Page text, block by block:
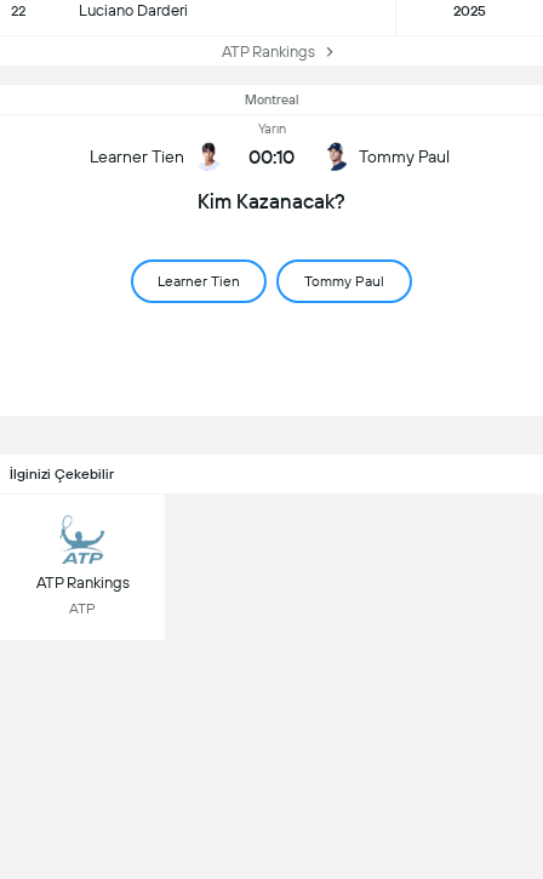
22 Luciano Darderi 2025
ATP Rankings
Montreal
Learner Tien
Yarın
00:10 Tommy Paul
Kim Kazanacak?
Learner Tien Tommy Paul
İlginizi Çekebilir
ATP Rankings
ATP